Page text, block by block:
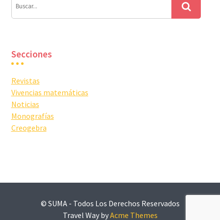
Secciones
Revistas
Vivencias matemáticas
Noticias
Monografías
Creogebra
© SUMA - Todos Los Derechos Reservados
Travel Way byAcme Themes